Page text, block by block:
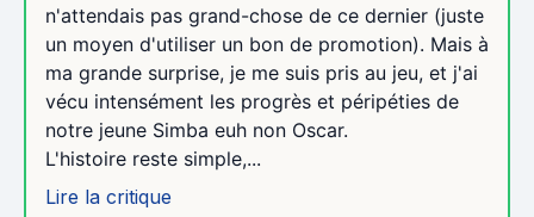
n'attendais pas grand-chose de ce dernier (juste
un moyen d'utiliser un bon de promotion). Mais à
ma grande surprise, je me suis pris au jeu, et j'ai
vécu intensément les progrès et péripéties de
notre jeune Simba euh non Oscar.
L'histoire reste simple,...
Lire la critique